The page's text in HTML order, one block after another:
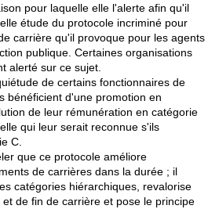
pour laquelle elle l'alerte afin qu'il
étude du protocole incriminé pour
carrière qu'il provoque pour les agents
publique. Certaines organisations
alerté sur ce sujet.
de certains fonctionnaires de
bénéficient d'une promotion en
de leur rémunération en catégorie
qui leur serait reconnue s'ils
C.
que ce protocole améliore
de carrières dans la durée ; il
catégories hiérarchiques, revalorise
de fin de carrière et pose le principe